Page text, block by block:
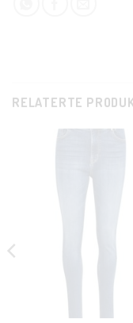
RELATERTE